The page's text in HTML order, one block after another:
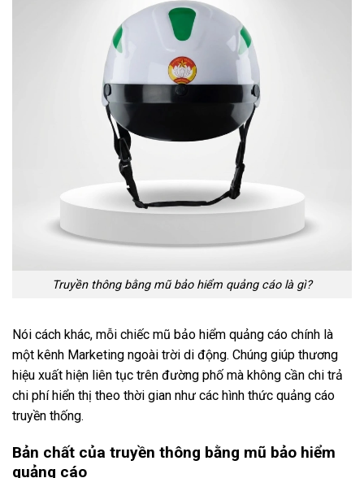
Truyền thông bằng mũ bảo hiểm quảng cáo là gì?
Nói cách khác, mỗi chiếc mũ bảo hiểm quảng cáo chính là
một kênh Marketing ngoài trời di động. Chúng giúp thương
hiệu xuất hiện liên tục trên đường phố mà không cần chi trả
chi phí hiển thị theo thời gian như các hình thức quảng cáo
truyền thống.
Bản chất của truyền thông bằng mũ bảo hiểm
quảng cáo